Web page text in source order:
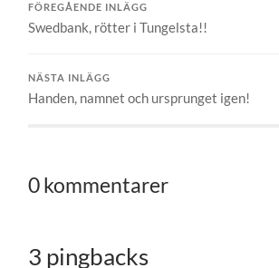
FÖREGÅENDE INLÄGG
Swedbank, rötter i Tungelsta!!
NÄSTA INLÄGG
Handen, namnet och ursprunget igen!
0 kommentarer
3 pingbacks